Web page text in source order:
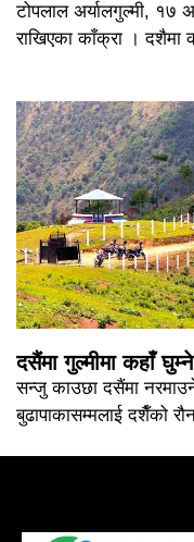
टोपलाल अर्यालगुल्मी, १७
राखिएका काँक्रा । दशैमा
दसैंमा गुल्मीमा कहाँ
सन्जु काउछा दसैंमा
बुढापाकासम्मलाई दशैँको